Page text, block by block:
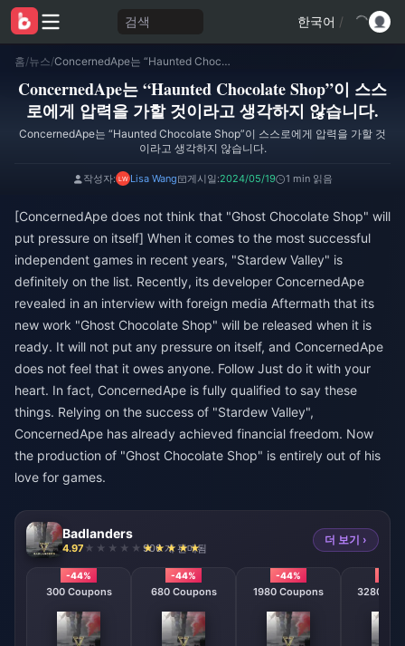
검색 한국어 /
홈/뉴스/ ConcernedApe는 “Haunted Chocolate Shop”이 스스로에게 압력을 가할 것이라고 생각하지 않습니다.
ConcernedApe는 “Haunted Chocolate Shop”이 스스
로에게 압력을 가할 것이라고 생각하지 않습니다.
ConcernedApe는 “Haunted Chocolate Shop”이 스스로에게 압력을 가할 것
이라고 생각하지 않습니다.
작성자: Lisa Wang 게시일:2024/05/19 1 min 읽음
[ConcernedApe does not think that "Ghost Chocolate Shop" will
put pressure on itself] When it comes to the most successful
independent games in recent years, "Stardew Valley" is
definitely on the list. Recently, its developer ConcernedApe
revealed in an interview with foreign media Aftermath that its
new work "Ghost Chocolate Shop" will be released when it is
ready. It will not put any pressure on itself, and ConcernedApe
does not feel that it owes anyone. Follow Just do it with your
heart. In fact, ConcernedApe is fully qualified to say these
things. Relying on the success of "Stardew Valley",
ConcernedApe has already achieved financial freedom. Now
the production of "Ghost Chocolate Shop" is entirely out of his
love for games.
Badlanders
4.97 906 개 판매됨
더 보기 ›
-44%
300 Coupons
-44%
680 Coupons
-44%
1980 Coupons 3280